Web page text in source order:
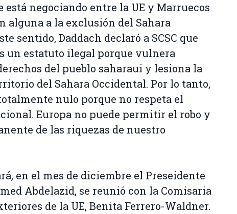
está negociando entre la UE y Marruecos
alguna a la exclusión del Sahara
sentido, Daddach declaró a SCSC que
un estatuto ilegal porque vulnera
del pueblo saharaui y lesiona la
del Sahara Occidental. Por lo tanto,
nulo porque no respeta el
Europa no puede permitir el robo y
de las riquezas de nuestro
en el mes de diciembre el Preseidente
Abdelazid, se reunió con la Comisaria
de la UE, Benita Ferrero-Waldner.